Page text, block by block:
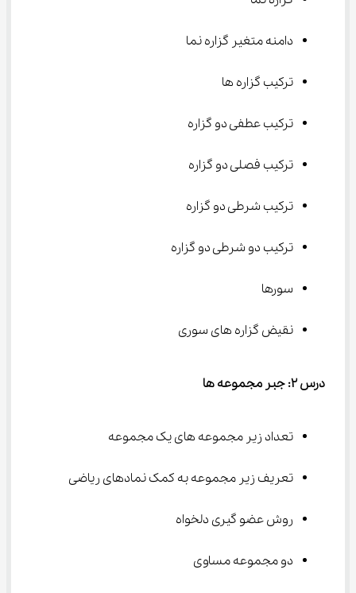
دامنه متغیر گزاره نما
ترکیب گزاره ها
ترکیب عطفی دو گزاره
ترکیب فصلی دو گزاره
ترکیب شرطی دو گزاره
ترکیب دو شرطی دو گزاره
سورها
نقیض گزاره های سوری
درس ۲: جبر مجموعه ها
تعداد زیر مجموعه های یک مجموعه
تعریف زیر مجموعه به کمک نمادهای ریاضی
روش عضو گیری دلخواه
دو مجموعه مساوی